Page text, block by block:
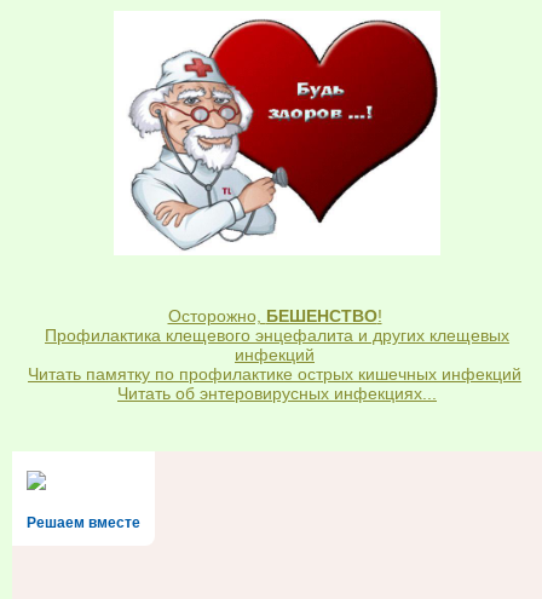
Осторожно, БЕШЕНСТВО!
Профилактика клещевого энцефалита и других клещевых
инфекций
Читать памятку по профилактике острых кишечных инфекций
Читать об энтеровирусных инфекциях...
Решаем вместе